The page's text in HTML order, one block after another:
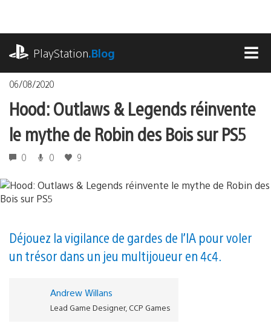
contenu
PlayStation.Blog
06/08/2020
Hood: Outlaws & Legends réinvente
le mythe de Robin des Bois sur PS5
0 0 9
Déjouez la vigilance de gardes de l’IA pour voler
un trésor dans un jeu multijoueur en 4c4.
Andrew Willans
Lead Game Designer, CCP Games